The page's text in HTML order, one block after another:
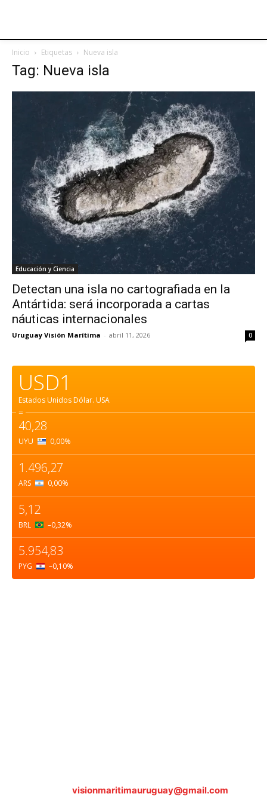
Inicio Etiquetas Nueva isla
Tag: Nueva isla
Educación y Ciencia
Detectan una isla no cartografiada en la
Antártida: será incorporada a cartas
náuticas internacionales
Uruguay Visión Marítima - abril 11, 2026 0
USD1
Estados Unidos Dólar. USA
=
40,28
UYU 0,00%
1.496,27
ARS 0,00%
5,12
BRL –0,32%
5.954,83
PYG –0,10%
visionmaritimauruguay@gmail.com